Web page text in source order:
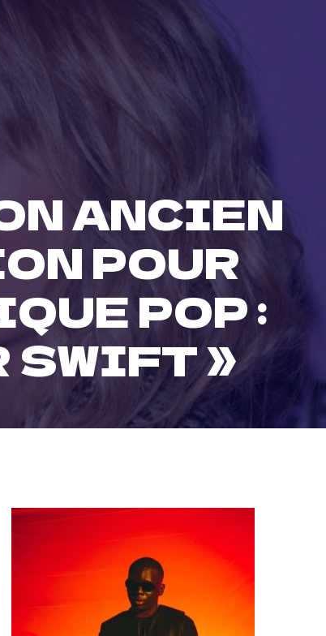
ANCIEN
POUR
POP :
SWIFT »